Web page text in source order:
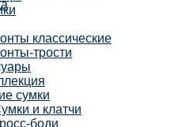
классические
трости
сумки
и клатчи
боди